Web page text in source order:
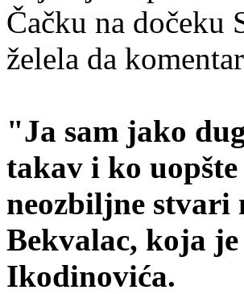
Čačku na dočeku
želela da
"Ja sam jako
takav i ko
neozbiljne stvari
Bekvalac, koja
Ikodinovića.